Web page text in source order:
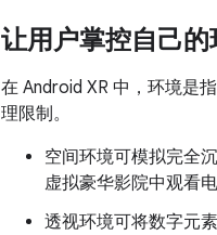
让用户掌控自己的
在 Android XR 中，环境是
理限制。
空间环境可模拟完全
虚拟豪华影院中观看电
透视环境可将数字元